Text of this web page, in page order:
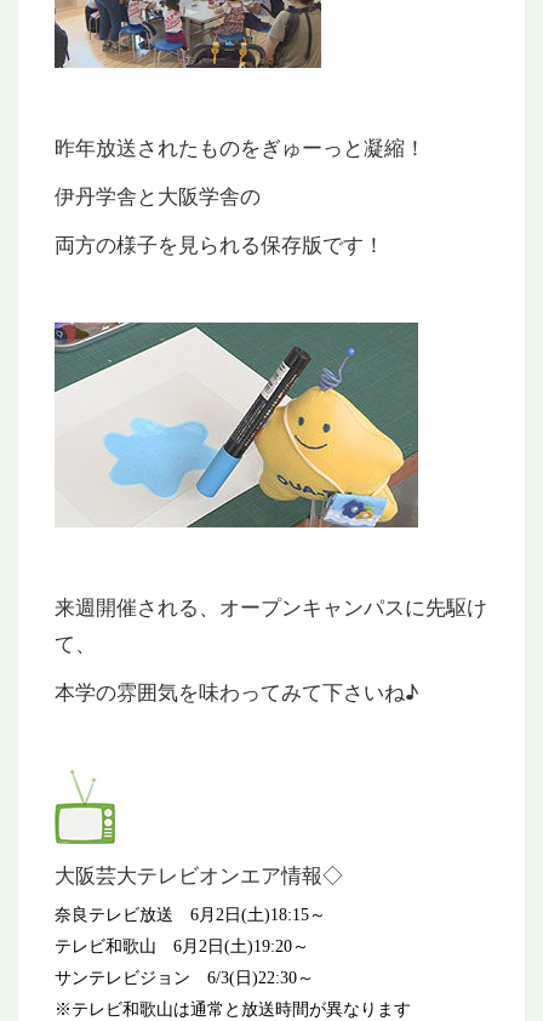
昨年放送されたものをぎゅーっと凝縮！
伊丹学舎と大阪学舎の
両方の様子を見られる保存版です！
来週開催される、オープンキャンパスに先駆け
て、
本学の雰囲気を味わってみて下さいね♪
大阪芸大テレビオンエア情報◇
奈良テレビ放送 6月2日(土)18:15 ～
テレビ和歌山 6月2日(土)19:20 ～
サンテレビジョン 6/3( 日 )22:30 ～
※テレビ和歌山は通常と放送時間が異なります